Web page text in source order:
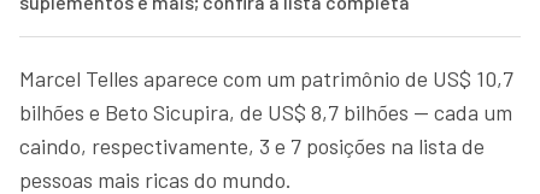
Marcel Telles aparece com um patrimônio de US$ 10,7
bilhões e Beto Sicupira, de US$ 8,7 bilhões — cada um
caindo, respectivamente, 3 e 7 posições na lista de
pessoas mais ricas do mundo.